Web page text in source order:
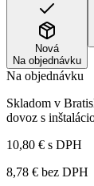
Nová
Na objednávku
Na objednávku
Skladom v
dovoz s
10,80 € s DPH
8,78 € bez DPH